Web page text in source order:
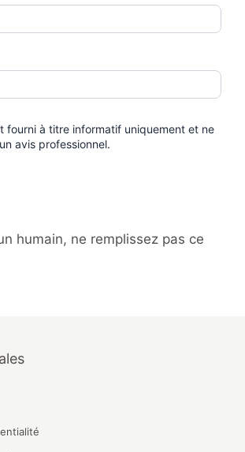
fourni à titre informatif uniquement et ne
avis professionnel.
humain, ne remplissez pas ce